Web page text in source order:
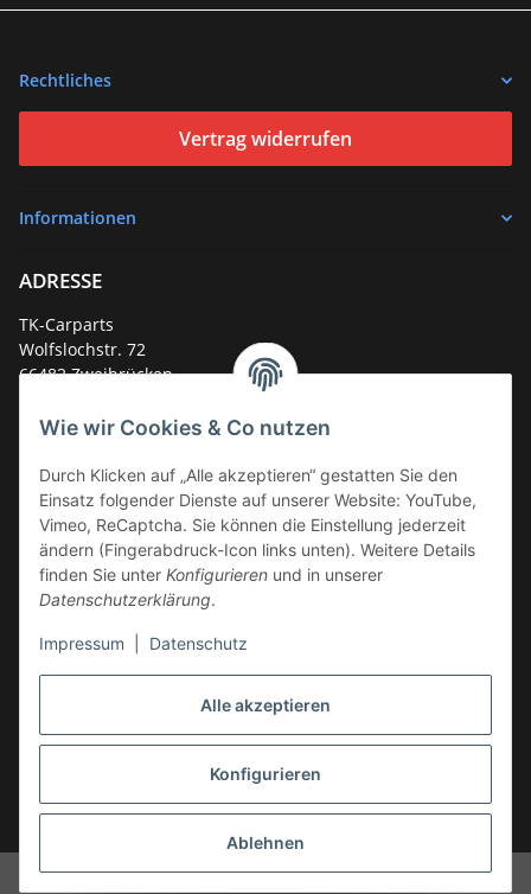
Alle akzeptieren
Konfigurieren
Ablehnen
Wie wir Cookies & Co nutzen
Durch Klicken auf „Alle akzeptieren“ gestatten Sie den
Einsatz folgender Dienste auf unserer Website: YouTube,
Vimeo, ReCaptcha. Sie können die Einstellung jederzeit
ändern (Fingerabdruck-Icon links unten). Weitere Details
finden Sie unter Konfigurieren und in unserer
Datenschutzerklärung.
Impressum Datenschutz
Rechtliches
Vertrag widerrufen
Informationen
ADRESSE
TK-Carparts
Wolfslochstr. 72
66482 Zweibrücken
Service-Hotline +49 (0)6332 - 48 58 48
E-Mail:mail@tk-carparts.de
Montag-Donnerstag von 13 bis 16 Uhr